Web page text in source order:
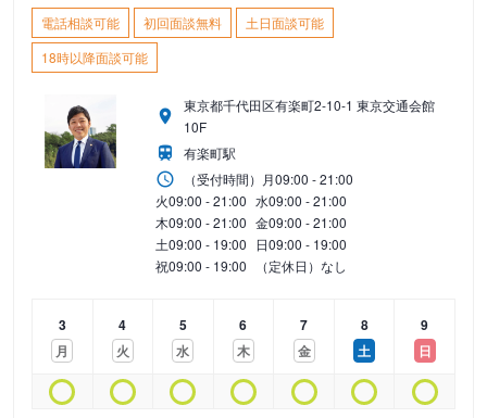
電話相談可能 初回面談無料
土日面談可能
18時以降面談可能
東京都千代田区有楽町2-10-1 東京交通会館
10F
有楽町駅
（受付時間） 月09:00 - 21:00
火09:00 - 21:00 水09:00 - 21:00
木09:00 - 21:00 金09:00 - 21:00
土09:00 - 19:00 日09:00 - 19:00
祝09:00 - 19:00 （定休日）なし
3
月
4
火
5
水
6
木
7
金
8
土
9
日